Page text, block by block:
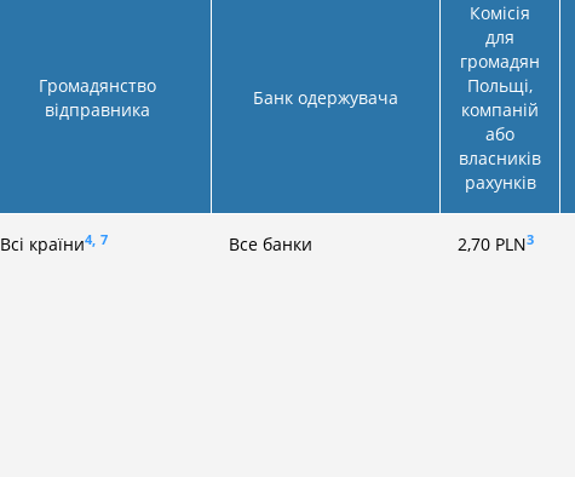
Громадянство
відправника
Банк одержувача
Комісія
для
громадян
Польщі,
компаній
або
власників
рахунків
Всі країни4, 7 Все банки 2,70 PLN3